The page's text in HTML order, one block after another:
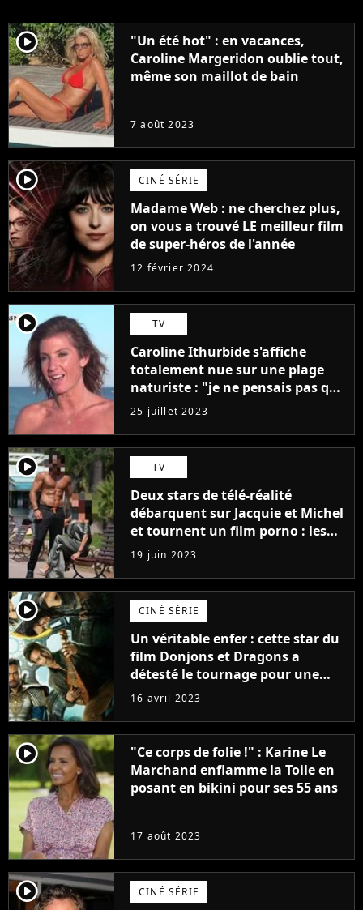
player2
"Un été hot" : en vacances,
Caroline Margeridon oublie tout,
même son maillot de bain
7 août 2023
player2 CINÉ SÉRIE
Madame Web : ne cherchez plus,
on vous a trouvé LE meilleur film
de super-héros de l'année
12 février 2024
player2 TV
Caroline Ithurbide s'affiche
totalement nue sur une plage
naturiste : "je ne pensais pas que
j'arriverais à le faire..."
25 juillet 2023
player2 TV
Deux stars de télé-réalité
débarquent sur Jacquie et Michel
et tournent un film porno : les
premières images du tournage
(exclu)
19 juin 2023
player2 CINÉ SÉRIE
Un véritable enfer : cette star du
film Donjons et Dragons a
détesté le tournage pour une
raison très spéciale
16 avril 2023
player2
"Ce corps de folie !" : Karine Le
Marchand enflamme la Toile en
posant en bikini pour ses 55 ans
17 août 2023
player2 CINÉ SÉRIE